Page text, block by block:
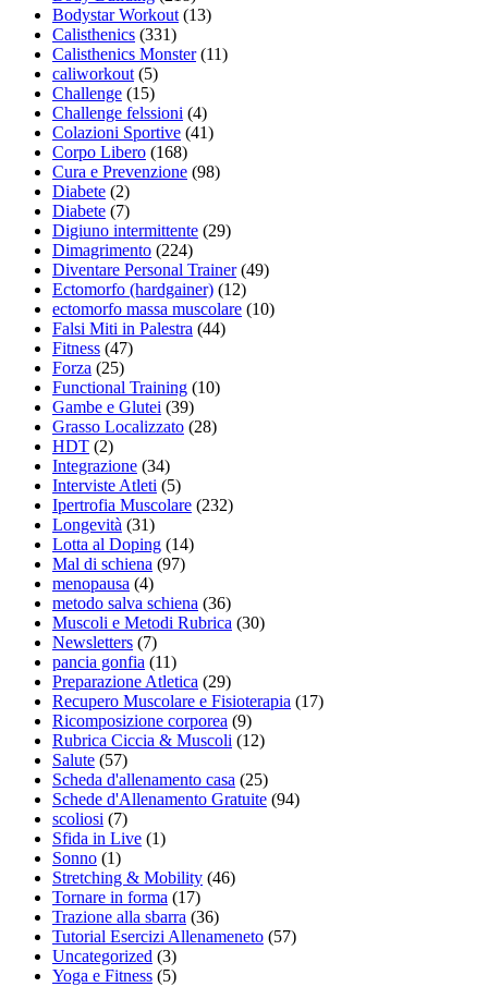
Bodystar Workout (13)
Calisthenics (331)
Calisthenics Monster(11)
caliworkout (5)
Challenge (15)
Challenge felssioni (4)
Colazioni Sportive (41)
Corpo Libero (168)
Cura e Prevenzione (98)
Diabete (2)
Diabete (7)
Digiuno intermittente (29)
Dimagrimento (224)
Diventare Personal Trainer(49)
Ectomorfo (hardgainer) (12)
ectomorfo massa muscolare (10)
Falsi Miti in Palestra (44)
Fitness (47)
Forza (25)
Functional Training (10)
Gambe e Glutei (39)
Grasso Localizzato (28)
HDT (2)
Integrazione (34)
Interviste Atleti (5)
Ipertrofia Muscolare (232)
Longevità (31)
Lotta al Doping (14)
Mal di schiena (97)
menopausa (4)
metodo salva schiena (36)
Muscoli e Metodi Rubrica (30)
Newsletters (7)
pancia gonfia (11)
Preparazione Atletica (29)
Recupero Muscolare e Fisioterapia (17)
Ricomposizione corporea (9)
Rubrica Ciccia & Muscoli (12)
Salute (57)
Scheda d'allenamento casa (25)
Schede d'Allenamento Gratuite (94)
scoliosi (7)
Sfida in Live (1)
Sonno (1)
Stretching & Mobility (46)
Tornare in forma (17)
Trazione alla sbarra (36)
Tutorial Esercizi Allenameneto (57)
Uncategorized (3)
Yoga e Fitness (5)